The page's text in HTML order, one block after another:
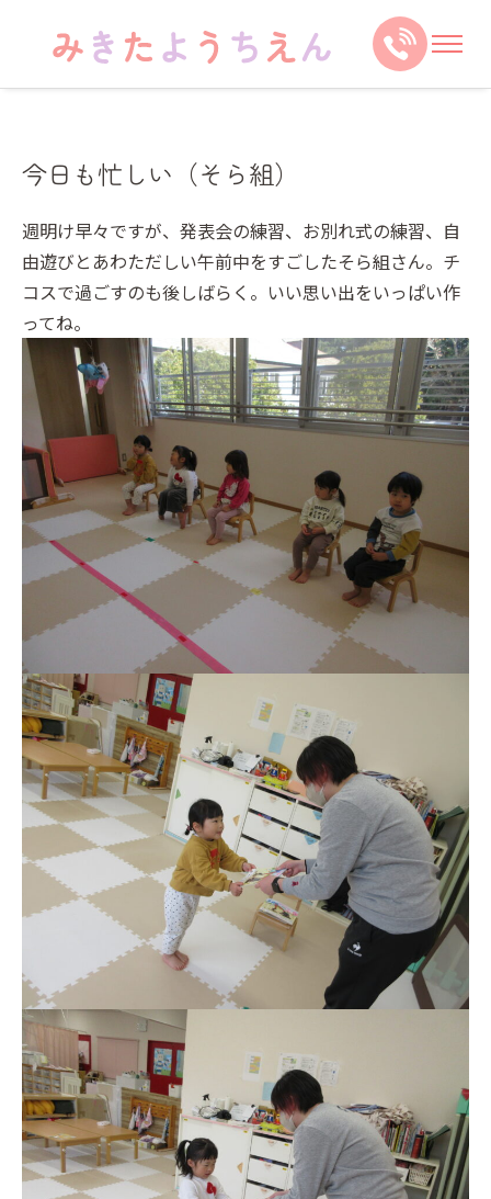
今日も忙しい（そら組）
週明け早々ですが、発表会の練習、お別れ式の練習、自
由遊びとあわただしい午前中をすごしたそら組さん。チ
コスで過ごすのも後しばらく。いい思い出をいっぱい作
ってね。